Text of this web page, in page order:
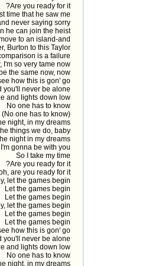
Are you ready for it?
time that he saw me
never saying sorry
he can join the heist
to an island-and
Burton to this Taylor
is a failure
I'm so very tame now
the same now, now
how this is gon' go
you'll never be alone
and lights down low
No one has to know
(No one has to know)
night, in my dreams
things we do, baby
night in my dreams
gonna be with you
So I take my time
Are you ready for it?
are you ready for it?
let the games begin
Let the games begin
Let the games begin
let the games begin
Let the games begin
Let the games begin
how this is gon' go
you'll never be alone
and lights down low
No one has to know
night, in my dreams